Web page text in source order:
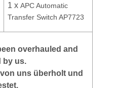
1 xAPC Automatic
Transfer Switch AP7723
overhauled and
by us.
uns überholt und